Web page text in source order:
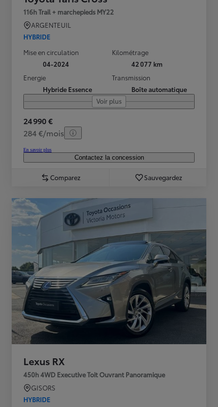
116h Trail + marchepieds MY22
ARGENTEUIL
HYBRIDE
Mise en circulation
04-2024
Kilométrage
42 077 km
Energie
Hybride Essence
Transmission
Boîte automatique
Voir plus
24 990 €
284 €/mois
En savoir plus
Contactez la concession
Comparez Sauvegardez
Lexus RX
450h 4WD Executive Toit Ouvrant Panoramique
GISORS
HYBRIDE